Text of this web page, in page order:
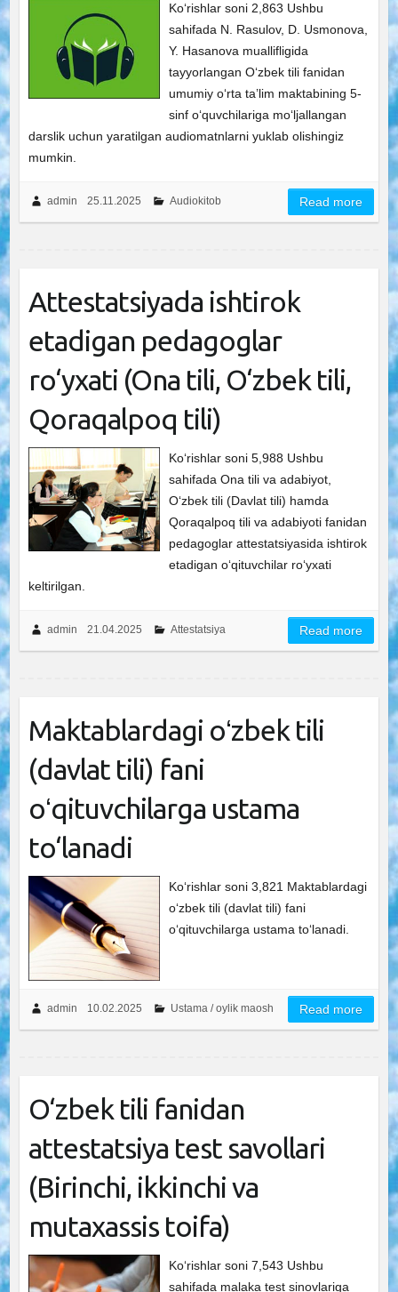
Ko‘rishlar soni 2,863 Ushbu
sahifada N. Rasulov, D. Usmonova,
Y. Hasanova muallifligida
tayyorlangan O‘zbek tili fanidan
umumiy o‘rta ta’lim maktabining 5-
sinf o‘quvchilariga mo‘ljallangan
darslik uchun yaratilgan audiomatnlarni yuklab olishingiz
mumkin.
admin 25.11.2025 Audiokitob Read more
Attestatsiyada ishtirok
etadigan pedagoglar
ro‘yxati (Ona tili, O‘zbek tili,
Qoraqalpoq tili)
Ko‘rishlar soni 5,988 Ushbu
sahifada Ona tili va adabiyot,
O‘zbek tili (Davlat tili) hamda
Qoraqalpoq tili va adabiyoti fanidan
pedagoglar attestatsiyasida ishtirok
etadigan o‘qituvchilar ro‘yxati
keltirilgan.
admin 21.04.2025 Attestatsiya Read more
Maktablardagi oʻzbek tili
(davlat tili) fani
oʻqituvchilarga ustama
to‘lanadi
Ko‘rishlar soni 3,821 Maktablardagi
oʻzbek tili (davlat tili) fani
oʻqituvchilarga ustama to‘lanadi.
admin 10.02.2025 Ustama / oylik maosh Read more
O‘zbek tili fanidan
attestatsiya test savollari
(Birinchi, ikkinchi va
mutaxassis toifa)
Ko‘rishlar soni 7,543 Ushbu
sahifada malaka test sinovlariga